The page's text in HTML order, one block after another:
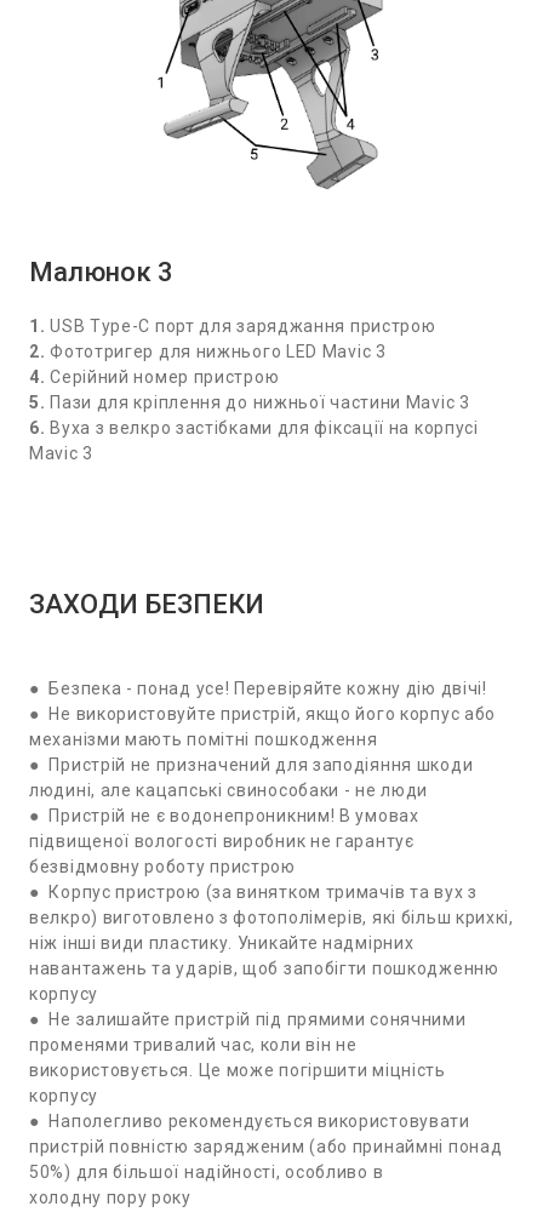
Малюнок 3
1. USB Type-C порт для заряджання пристрою
2. Фототригер для нижнього LED Mavic 3
4. Серійний номер пристрою
5. Пази для кріплення до нижньої частини Mavic 3
6. Вуха з велкро застібками для фіксації на корпусі
Mavic 3
ЗАХОДИ БЕЗПЕКИ
● Безпека - понад усе! Перевіряйте кожну дію двічі!
● Не використовуйте пристрій, якщо його корпус або
механізми мають помітні пошкодження
● Пристрій не призначений для заподіяння шкоди
людині, але кацапські свинособаки - не люди
● Пристрій не є водонепроникним! В умовах
підвищеної вологості виробник не гарантує
безвідмовну роботу пристрою
● Корпус пристрою (за винятком тримачів та вух з
велкро) виготовлено з фотополімерів, які більш крихкі,
ніж інші види пластику. Уникайте надмірних
навантажень та ударів, щоб запобігти пошкодженню
корпусу
● Не залишайте пристрій під прямими сонячними
променями тривалий час, коли він не
використовується. Це може погіршити міцність
корпусу
● Наполегливо рекомендується використовувати
пристрій повністю зарядженим (або принаймні понад
50%) для більшої надійності, особливо в
холодну пору року